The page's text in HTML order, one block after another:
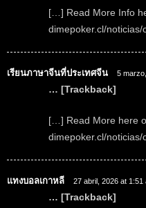
[…] Read More Info
dimepoker.cl/
เรียนภาษาจีนที่ประเทศจีน 5
… [Trackback]
[…] Read More here
dimepoker.cl/
แทงบอลเกาหลี 27 abril, 2026 at 1:51
… [Trackback]